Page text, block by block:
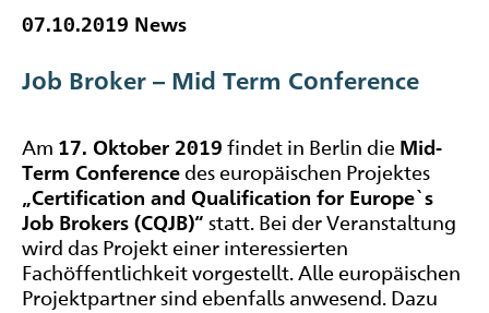
07.10.2019 News
Job Broker – Mid Term Conference
Am 17. Oktober 2019 findet in Berlin die Mid-
Term Conferencedes europäischen Projektes
„Certification and Qualification for Europe`s
Job Brokers (CQJB)“ statt. Bei der Veranstaltung
wird das Projekt einer interessierten
Fachöffentlichkeit vorgestellt. Alle europäischen
Projektpartner sind ebenfalls anwesend. Dazu